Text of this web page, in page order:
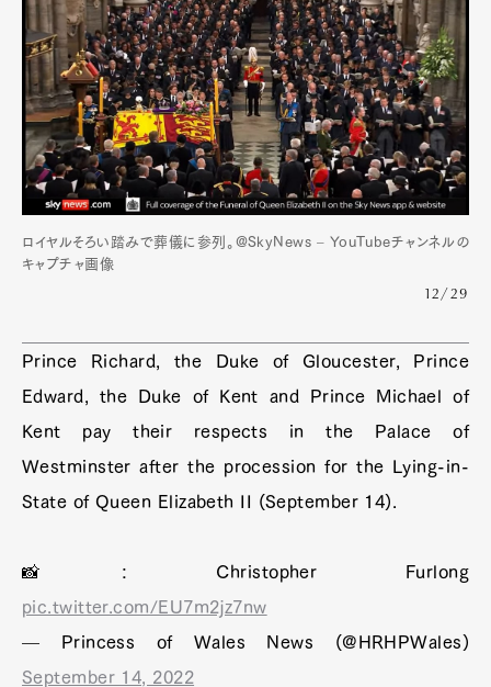
ロイヤルそろい踏みで葬儀に参列。@SkyNews – YouTubeチャンネルの
キャプチャ画像
12/29
Prince Richard, the Duke of Gloucester, Prince
Edward, the Duke of Kent and Prince Michael of
Kent pay their respects in the Palace of
Westminster after the procession for the Lying-in-
State of Queen Elizabeth II (September 14).
📸: Christopher Furlong
pic.twitter.com/EU7m2jz7nw
— Princess of Wales News (@HRHPWales)
September 14, 2022